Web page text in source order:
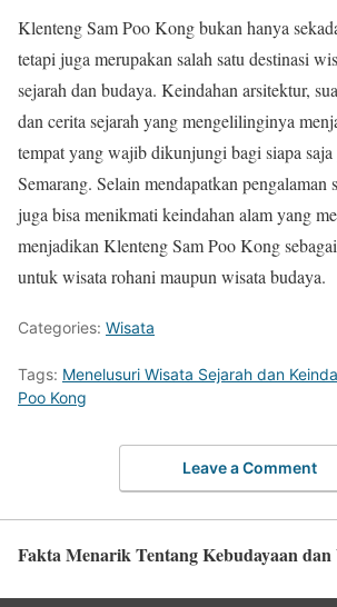
Klenteng Sam Poo Kong bukan hanya
tetapi juga merupakan salah satu destinasi
sejarah dan budaya. Keindahan arsitektur,
dan cerita sejarah yang mengelilinginya
tempat yang wajib dikunjungi bagi siapa
Semarang. Selain mendapatkan
juga bisa menikmati keindahan alam yang
menjadikan Klenteng Sam Poo Kong
untuk wisata rohani maupun wisata budaya.
Categories: Wisata
Tags: Menelusuri Wisata Sejarah dan
Poo Kong
Leave a Comment
Fakta Menarik Tentang Kebudayaan dan